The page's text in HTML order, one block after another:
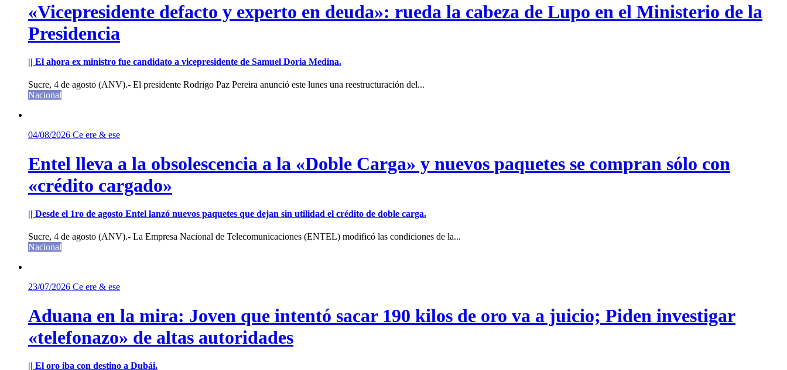
«Vicepresidente defacto y experto en deuda»: rueda la cabeza de Lupo en el Ministerio de la
Presidencia
|| El ahora ex ministro fue candidato a vicepresidente de Samuel Doria Medina.
Sucre, 4 de agosto (ANV).- El presidente Rodrigo Paz Pereira anunció este lunes una reestructuración del...
Nacional
04/08/2026 Ce ere & ese
Entel lleva a la obsolescencia a la «Doble Carga» y nuevos paquetes se compran sólo con
«crédito cargado»
|| Desde el 1ro de agosto Entel lanzó nuevos paquetes que dejan sin utilidad el crédito de doble carga.
Sucre, 4 de agosto (ANV).- La Empresa Nacional de Telecomunicaciones (ENTEL) modificó las condiciones de la...
Nacional
23/07/2026 Ce ere & ese
Aduana en la mira: Joven que intentó sacar 190 kilos de oro va a juicio; Piden investigar
«telefonazo» de altas autoridades
|| El oro iba con destino a Dubái.